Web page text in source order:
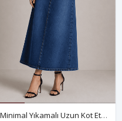
Minimal Yıkamalı Uzun Kot Etek-MAVİ